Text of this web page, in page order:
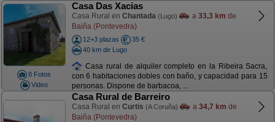
8 Fotos
Video
Casa Das Xacias
Casa Rural en Chantada (Lugo) a 33,3 km de
Baiña (Pontevedra)
12+3 plazas
35 €
40 km de Lugo
Casa rural de alquiler completo en la Ribeira Sacra,
con 6 habitaciones dobles con baño, y capacidad para 15
personas. Dispone de barbacoa, ...
Casa Rural de Barreiro
Casa Rural en Curtis (A Coruña) a 34,7 km de
Baiña (Pontevedra)